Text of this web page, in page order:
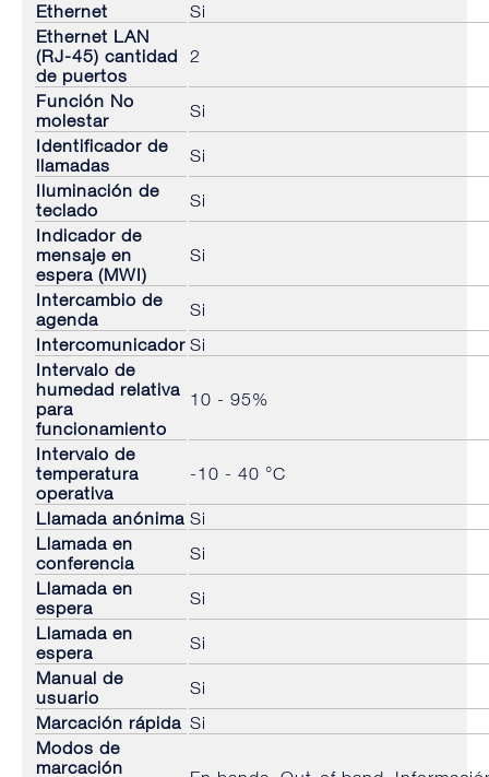
Ethernet
Si
Ethernet LAN
(RJ-45) cantidad
de puertos
2
Función No
molestar
Si
Identificador de
llamadas
Si
Iluminación de
teclado
Si
Indicador de
mensaje en
espera (MWI)
Si
Intercambio de
agenda
Si
Intercomunicador Si
Intervalo de
humedad relativa
para
funcionamiento
10 - 95%
Intervalo de
temperatura
operativa
-10 - 40 °C
Llamada anónima Si
Llamada en
conferencia
Si
Llamada en
espera
Si
Llamada en
espera
Si
Manual de
usuario
Si
Marcación rápida Si
Modos de
marcación